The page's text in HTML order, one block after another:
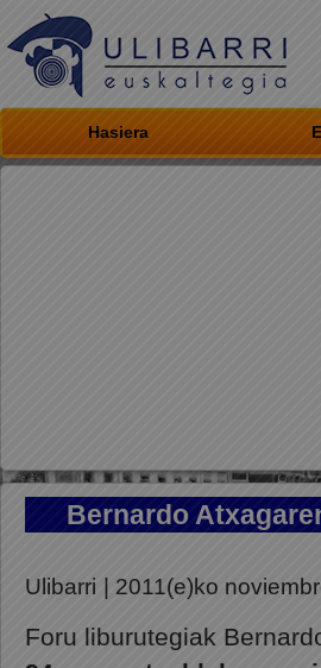
Hasiera
Bernardo
Ulibarri | 2011(e)ko
Foru liburutegiak